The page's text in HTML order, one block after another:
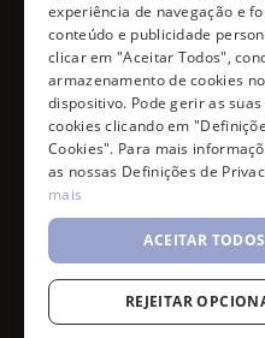
experiência de navegação e
conteúdo e publicidade
clicar em "Aceitar Todos",
armazenamento de cookies
dispositivo. Pode gerir as
cookies clicando em
Cookies". Para mais
as nossas Definições de
mais
ACEITAR TODOS
REJEITAR